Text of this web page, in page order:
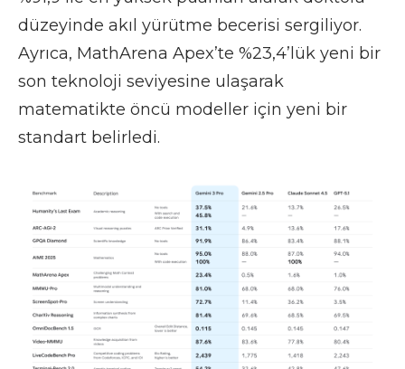
düzeyinde akıl yürütme becerisi sergiliyor.
Ayrıca, MathArena Apex’te %23,4’lük yeni bir
son teknoloji seviyesine ulaşarak
matematikte öncü modeller için yeni bir
standart belirledi.